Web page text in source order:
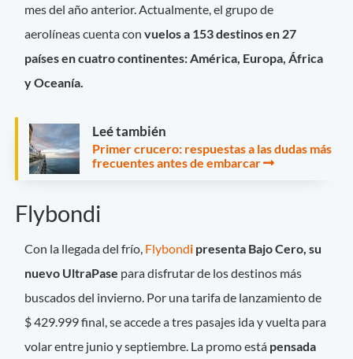
mes del año anterior. Actualmente, el grupo de
aerolíneas cuenta con vuelos a 153 destinos en 27
paísesen cuatro continentes: América, Europa, África
y Oceanía.
Leé también
Primer crucero: respuestas a las dudas más
frecuentes antes de embarcar
Flybondi
Con la llegada del frío, Flybondi presenta Bajo Cero, su
nuevo UltraPase para disfrutar de los destinos más
buscados del invierno. Por una tarifa de lanzamiento de
$ 429.999 final, se accede a tres pasajes ida y vuelta para
volar entre junio y septiembre. La promo está pensada